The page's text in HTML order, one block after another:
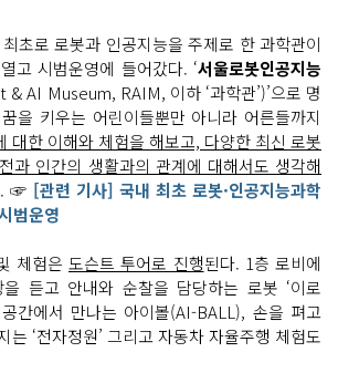
R
L
복
사
유
하
기
크
게
변
경
하
기
작
게
변
경
하
기
초로 로봇과 인공지능을 주제로 한 과학관이
고 시범운영에 들어갔다. ‘서울로봇인공지능
AI Museum, RAIM, 이하 ‘과학관’)’으로 명
을 키우는 어린이들뿐만 아니라 어른들까지
대한 이해와 체험을 해보고, 다양한 최신 로봇
과 인간의 생활과의 관계에 대해서도 생각해
. ☞ [관련 기사] 국내 최초 로봇·인공지능과학
범운영
체험은 도슨트 투어로 진행된다. 1층 로비에
을 듣고 안내와 순찰을 담당하는 로봇 ‘이로
간에서 만나는 아이볼(AI-BALL), 손을 펴고
는 ‘전자정원’ 그리고 자동차 자율주행 체험도